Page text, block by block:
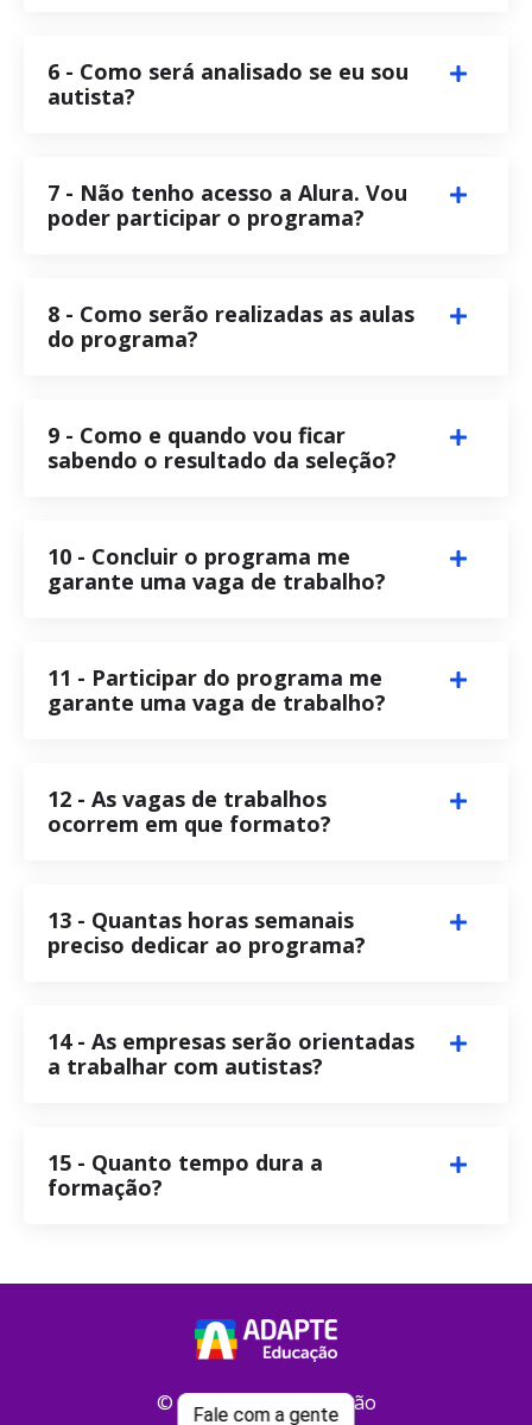
Fale com a gente
6 - Como será analisado se eu sou
autista?
7 - Não tenho acesso a Alura. Vou
poder participar o programa?
8 - Como serão realizadas as aulas
do programa?
9 - Como e quando vou ficar
sabendo o resultado da seleção?
10 - Concluir o programa me
garante uma vaga de trabalho?
11 - Participar do programa me
garante uma vaga de trabalho?
12 - As vagas de trabalhos
ocorrem em que formato?
13 - Quantas horas semanais
preciso dedicar ao programa?
14 - As empresas serão orientadas
a trabalhar com autistas?
15 - Quanto tempo dura a
formação?
© 2026 Adapte Educação